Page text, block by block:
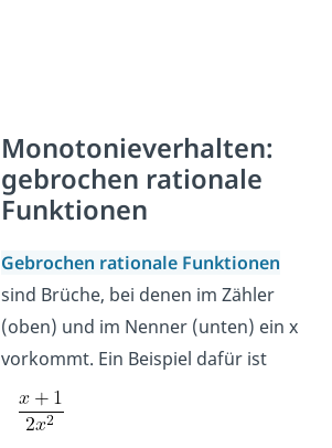
Monotonieverhalten:
gebrochen rationale
Funktionen
Gebrochen rationale Funktionen
sind Brüche, bei denen im Zähler
(oben) und im Nenner (unten) ein x
vorkommt. Ein Beispiel dafür ist